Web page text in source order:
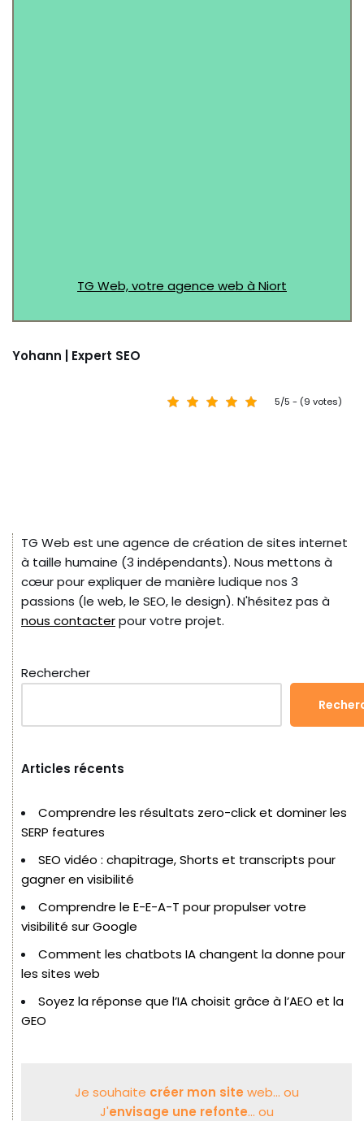
TG Web, votre agence web à Niort
Yohann | Expert SEO
5/5 - (9 votes)
TG Web est une agence de création de sites internet
à taille humaine (3 indépendants). Nous mettons à
cœur pour expliquer de manière ludique nos 3
passions (le web, le SEO, le design). N'hésitez pas à
nous contacterpour votre projet.
Rechercher
Articles récents
Comprendre les résultats zero-click et dominer les
SERP features
SEO vidéo : chapitrage, Shorts et transcripts pour
gagner en visibilité
Comprendre le E-E-A-T pour propulser votre
visibilité sur Google
Comment les chatbots IA changent la donne pour
les sites web
Soyez la réponse que l’IA choisit grâce à l’AEO et la
GEO
Je souhaite créer mon site web... ou
J'envisage une refonte... ou